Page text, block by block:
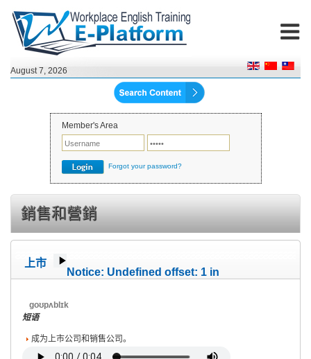
August 7, 2026
Member's Area
Forgot your password?
銷售和營銷
上市
Notice: Undefined offset: 1 in
goʊpʌblɪk
短语
成为上市公司和销售公司。